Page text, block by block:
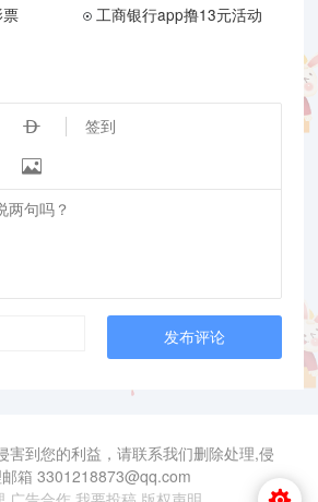
工商银行app撸13元活动
 签到

发布评论
害到您的利益，请联系我们删除处理,侵
箱 3301218873@qq.com